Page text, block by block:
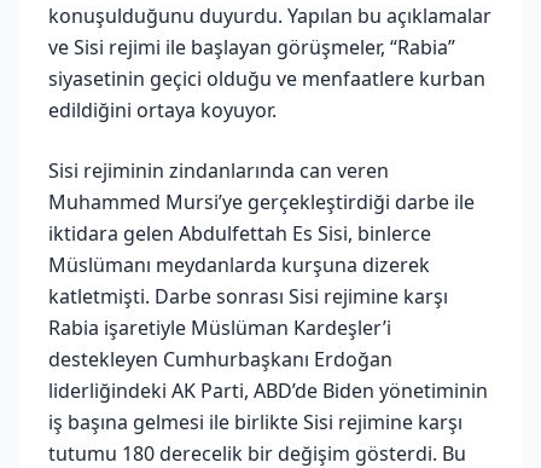
konuşulduğunu duyurdu. Yapılan bu açıklamalar
ve Sisi rejimi ile başlayan görüşmeler, “Rabia”
siyasetinin geçici olduğu ve menfaatlere kurban
edildiğini ortaya koyuyor.
Sisi rejiminin zindanlarında can veren
Muhammed Mursi’ye gerçekleştirdiği darbe ile
iktidara gelen Abdulfettah Es Sisi, binlerce
Müslümanı meydanlarda kurşuna dizerek
katletmişti. Darbe sonrası Sisi rejimine karşı
Rabia işaretiyle Müslüman Kardeşler’i
destekleyen Cumhurbaşkanı Erdoğan
liderliğindeki AK Parti, ABD’de Biden yönetiminin
iş başına gelmesi ile birlikte Sisi rejimine karşı
tutumu 180 derecelik bir değişim gösterdi. Bu